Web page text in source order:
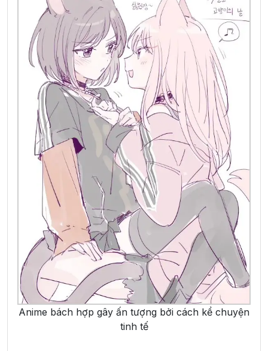
Anime bách hợp gây ấn tượng bởi cách kể chuyện
tinh tế